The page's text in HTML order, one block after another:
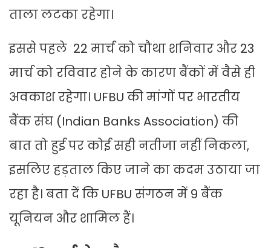
ताला लटका रहेगा।
इससे पहले 22 मार्च को चौथा शनिवार और 23
मार्च को रविवार होने के कारण बैंकों में वैसे ही
अवकाश रहेगा। UFBU की मांगों पर भारतीय
बैंक संघ (Indian Banks Association) की
बात तो हुई पर कोई सही नतीजा नहीं निकला,
इसलिए हड़ताल किए जाने का कदम उठाया जा
रहा है। बता दें कि UFBU संगठन में 9 बैंक
यूनियन और शामिल हैं।